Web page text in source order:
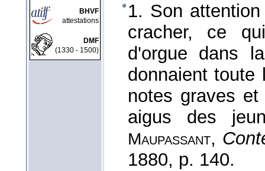
BHVF
attestations
DMF
(1330 - 1500)
1. Son
cracher, ce
d'orgue dans
donnaient toute
notes graves et
aigus des
Maupassant,
1880, p. 140.